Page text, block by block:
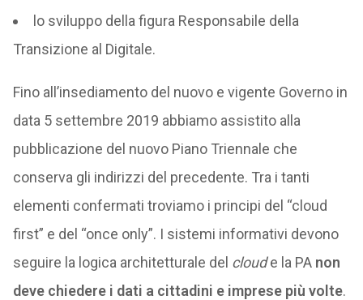
lo sviluppo della figura Responsabile della
Transizione al Digitale.
Fino all’insediamento del nuovo e vigente Governo in
data 5 settembre 2019 abbiamo assistito alla
pubblicazione del nuovo Piano Triennale che
conserva gli indirizzi del precedente. Tra i tanti
elementi confermati troviamo i principi del “cloud
first” e del “once only”. I sistemi informativi devono
seguire la logica architetturale del cloude la PA non
deve chiedere i dati a cittadini e imprese più volte.